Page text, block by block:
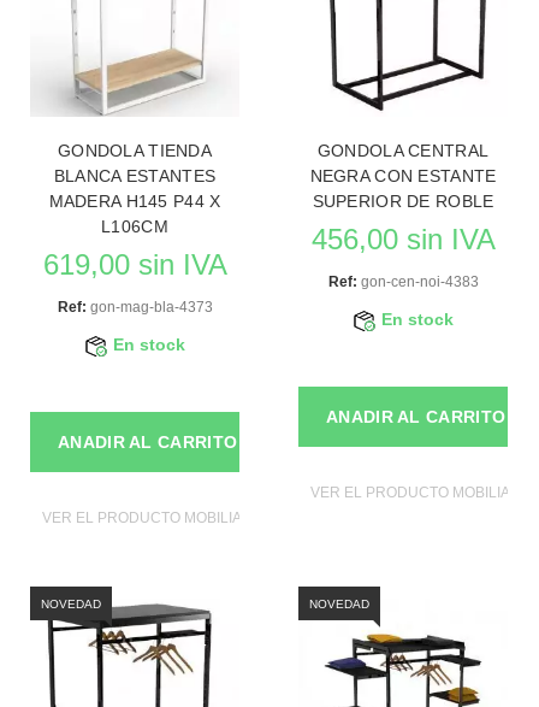
GONDOLA TIENDA
BLANCA ESTANTES
MADERA H145 P44 X
L106CM
619,00 sin IVA
Ref: gon-mag-bla-4373
En stock
ANADIR AL CARRITO
VER EL PRODUCTO MOBILIAROS DE TIENDAS
GONDOLA CENTRAL
NEGRA CON ESTANTE
SUPERIOR DE ROBLE
456,00 sin IVA
Ref: gon-cen-noi-4383
En stock
ANADIR AL CARRITO
VER EL PRODUCTO
NOVEDAD NOVEDAD